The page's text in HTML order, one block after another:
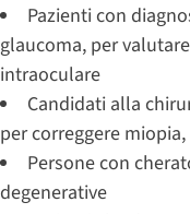
Pazienti con
glaucoma, per
intraoculare
Candidati alla
per correggere
Persone con
degenerative